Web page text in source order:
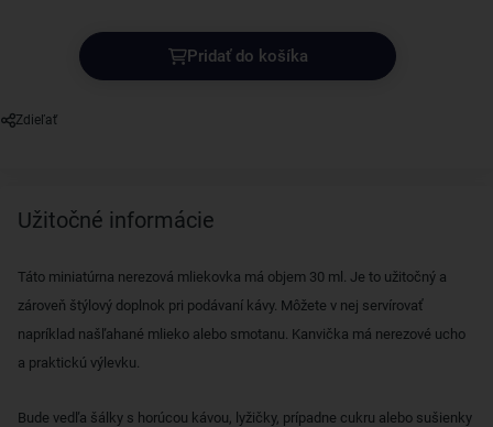
Pridať do košíka
Zdieľať
Užitočné informácie
Táto miniatúrna nerezová mliekovka má objem 30 ml. Je to užitočný a
zároveň štýlový doplnok pri podávaní kávy. Môžete v nej servírovať
napríklad našľahané mlieko alebo smotanu. Kanvička má nerezové ucho
a praktickú výlevku.
Bude vedľa šálky s horúcou kávou, lyžičky, prípadne cukru alebo sušienky